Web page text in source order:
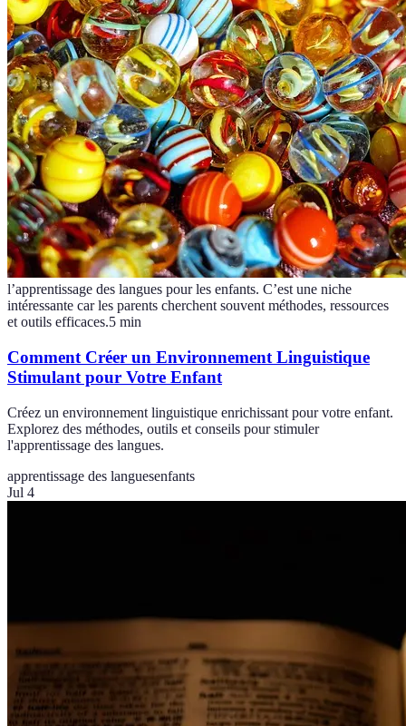
l’apprentissage des langues pour les enfants. C’est une niche
intéressante car les parents cherchent souvent méthodes, ressources
et outils efficaces.5 min
Comment Créer un Environnement Linguistique
Stimulant pour Votre Enfant
Créez un environnement linguistique enrichissant pour votre enfant.
Explorez des méthodes, outils et conseils pour stimuler
l'apprentissage des langues.
apprentissage des languesenfants
Jul 4